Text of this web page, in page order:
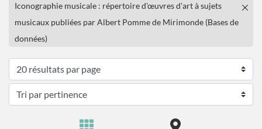
Iconographie musicale : répertoire d'œuvres d'art à sujets
musicaux publiées par Albert Pomme de Mirimonde (Bases de
données)